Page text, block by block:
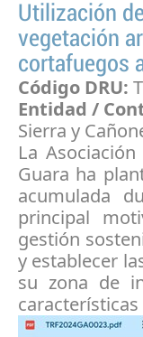
Utilización
vegetación
cortafuegos
Código DRU:
Entidad /
Sierra y
La
Guara ha
acumulada
principal
gestión
y establecer
su zona de